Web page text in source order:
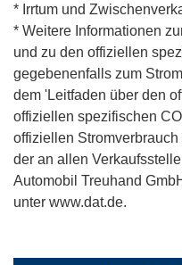
* Irrtum und
* Weitere Informationen
und zu den offiziellen
gegebenenfalls zum
dem 'Leitfaden über den
offiziellen spezifischen CO
offiziellen
der an allen
Automobil Treuhand
unter www.dat.de.